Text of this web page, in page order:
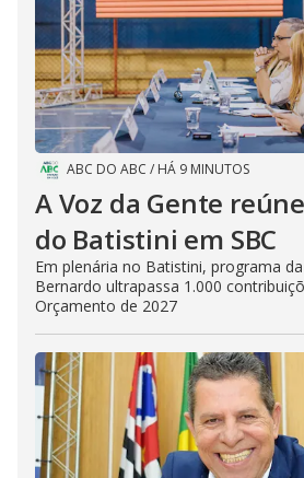
ABC DO ABC / HÁ 9 MINUTOS
A Voz da Gente
do Batistini em SBC
Em plenária no Batistini, programa
Bernardo ultrapassa 1.000
Orçamento de 2027